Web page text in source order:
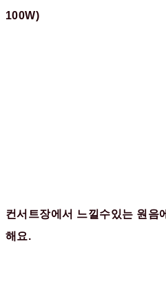
100W)
컨서트장에서 느낄수있는 원음
해요.